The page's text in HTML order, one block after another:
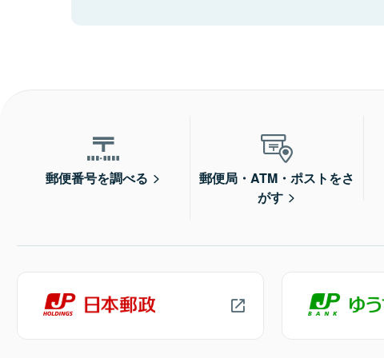
郵便番号を調べる
郵便局・ATM・ポストをさ
がす